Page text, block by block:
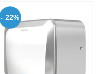
- 22%